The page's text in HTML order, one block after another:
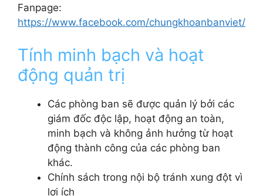
Fanpage:
https://www.facebook.com/chungkhoanbanviet/
Tính minh bạch và hoạt
động quản trị
Các phòng ban sẽ được quản lý bởi các
giám đốc độc lập, hoạt động an toàn,
minh bạch và không ảnh hưởng từ hoạt
động thành công của các phòng ban
khác.
Chính sách trong nội bộ tránh xung đột vì
lợi ích